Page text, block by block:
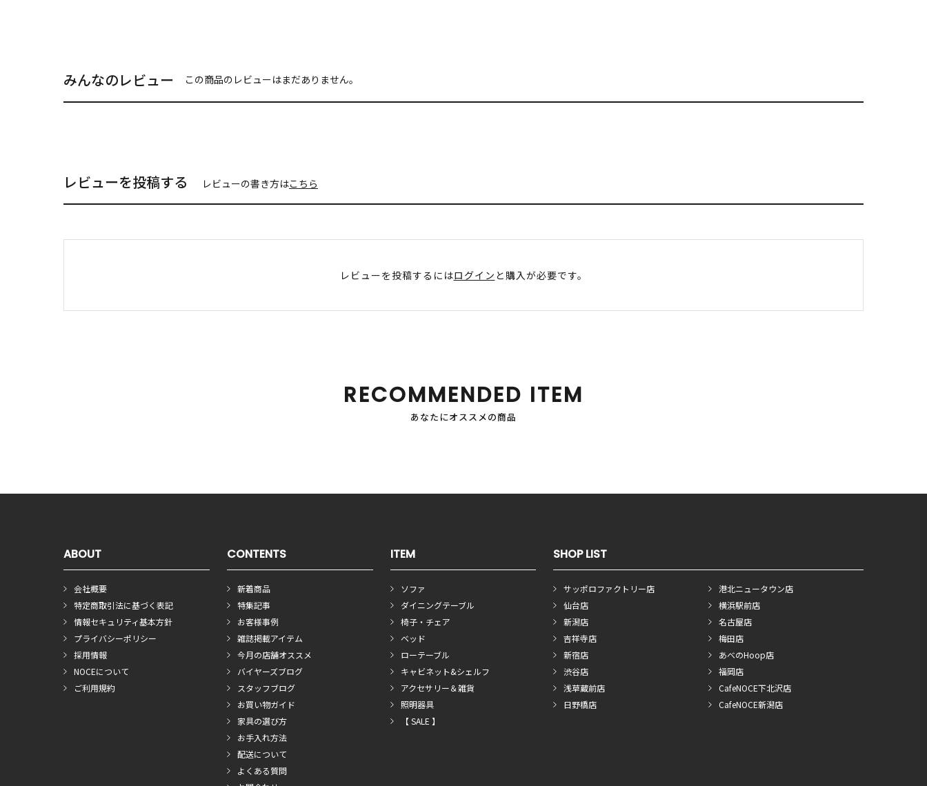
みんなのレビュー この商品のレビューはまだありません。
レビューを投稿する レビューの書き方はこちら
レビューを投稿するにはログイン と購入が必要です。
RECOMMENDED ITEM
あなたにオススメの商品
ABOUT
会社概要
特定商取引法に基づく表記
情報セキュリティ基本方針
プライバシーポリシー
採用情報
NOCEについて
ご利用規約
CONTENTS
新着商品
特集記事
お客様事例
雑誌掲載アイテム
今月の店舗オススメ
バイヤーズブログ
スタッフブログ
お買い物ガイド
家具の選び方
お手入れ方法
配送について
よくある質問
ITEM
ソファ
ダイニングテーブル
椅子・チェア
ベッド
ローテーブル
キャビネット&シェルフ
アクセサリー＆雑貨
照明器具
【 SALE 】
SHOP LIST
サッポロファクトリー店
仙台店
新潟店
吉祥寺店
新宿店
渋谷店
浅草蔵前店
日野橋店
港北ニュータウン店
横浜駅前店
名古屋店
梅田店
あべのHoop店
福岡店
CafeNOCE下北沢店
CafeNOCE新潟店